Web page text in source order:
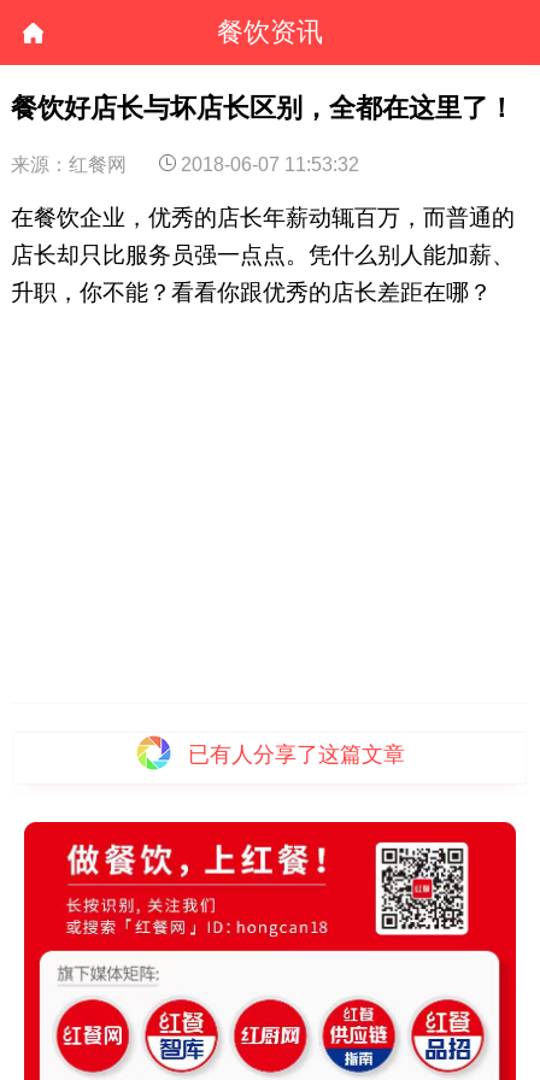
餐饮资讯
餐饮好店长与坏店长区别，全都在这里了！
来源：红餐网 2018-06-07 11:53:32
在餐饮企业，优秀的店长年薪动辄百万，而普通的
店长却只比服务员强一点点。凭什么别人能加薪、
升职，你不能？看看你跟优秀的店长差距在哪？
已有 人分享了这篇文章